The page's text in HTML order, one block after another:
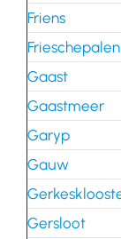
Friens
Frieschepalen
Gaast
Gaastmeer
Garyp
Gauw
Gersloot